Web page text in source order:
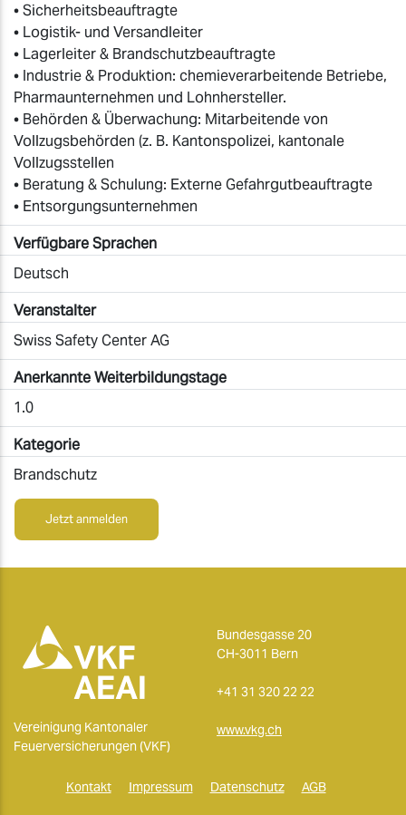
• Sicherheitsbeauftragte
• Logistik- und Versandleiter
• Lagerleiter & Brandschutzbeauftragte
• Industrie & Produktion: chemieverarbeitende Betriebe,
Pharmaunternehmen und Lohnhersteller.
• Behörden & Überwachung: Mitarbeitende von
Vollzugsbehörden (z. B. Kantonspolizei, kantonale
Vollzugsstellen
• Beratung & Schulung: Externe Gefahrgutbeauftragte
• Entsorgungsunternehmen
Verfügbare Sprachen
Deutsch
Veranstalter
Swiss Safety Center AG
Anerkannte Weiterbildungstage
1.0
Kategorie
Brandschutz
Jetzt anmelden
Vereinigung Kantonaler
Feuerversicherungen (VKF)
Bundesgasse 20
CH-3011 Bern
+41 31 320 22 22
www.vkg.ch
Kontakt Impressum Datenschutz AGB